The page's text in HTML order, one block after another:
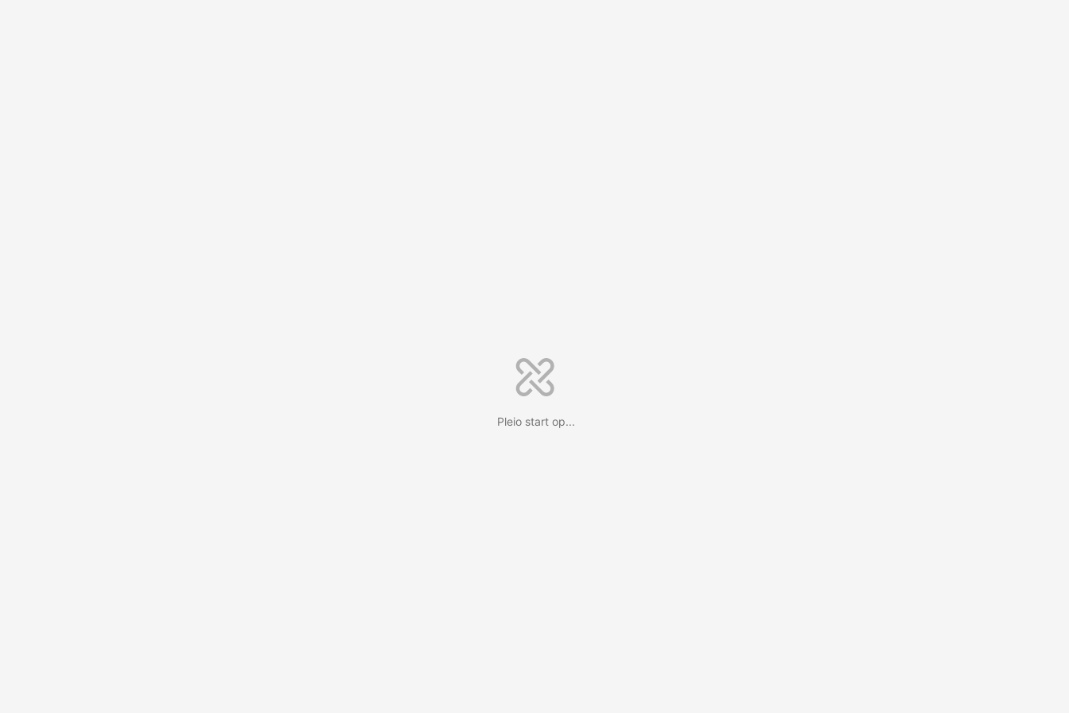
Pleio start op...